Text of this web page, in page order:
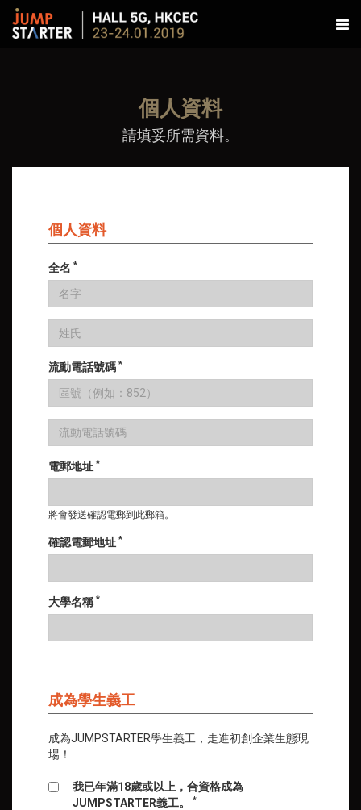
個人資料
請填妥所需資料。
個人資料
全名 *
流動電話號碼 *
電郵地址 *
將會發送確認電郵到此郵箱。
確認電郵地址 *
大學名稱 *
成為學生義工
成為JUMPSTARTER學生義工，走進初創企業生態現
場！
我已年滿18歲或以上，合資格成為
JUMPSTARTER義工。
*